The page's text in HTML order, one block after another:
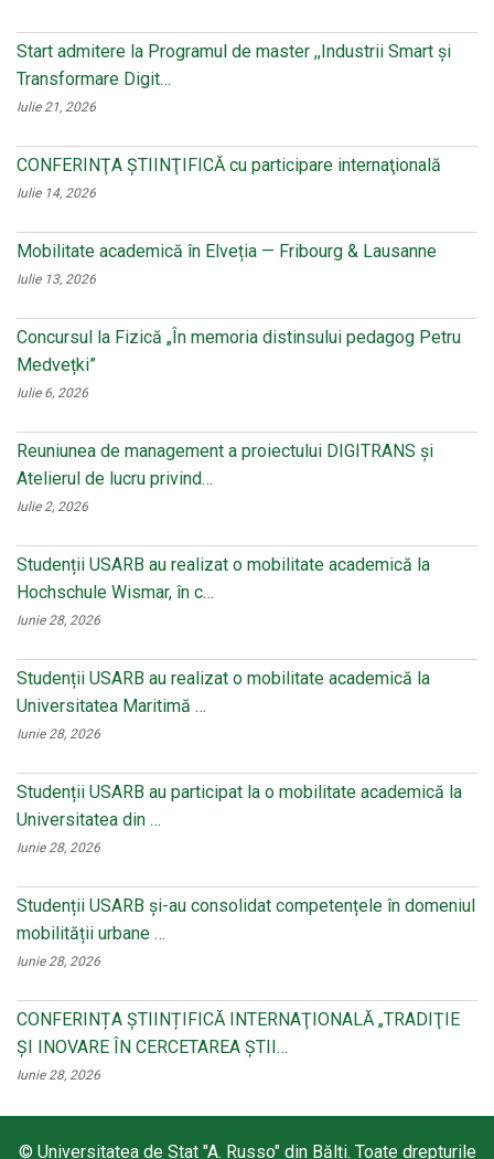
Start admitere la Programul de master ,,Industrii Smart și
Transformare Digit…
Iulie 21, 2026
CONFERINŢA ŞTIINŢIFICĂ cu participare internaţională
Iulie 14, 2026
Mobilitate academică în Elveția — Fribourg & Lausanne
Iulie 13, 2026
Concursul la Fizică „În memoria distinsului pedagog Petru
Medvețki”
Iulie 6, 2026
Reuniunea de management a proiectului DIGITRANS și
Atelierul de lucru privind…
Iulie 2, 2026
Studenții USARB au realizat o mobilitate academică la
Hochschule Wismar, în c…
Iunie 28, 2026
Studenții USARB au realizat o mobilitate academică la
Universitatea Maritimă …
Iunie 28, 2026
Studenții USARB au participat la o mobilitate academică la
Universitatea din …
Iunie 28, 2026
Studenții USARB și-au consolidat competențele în domeniul
mobilității urbane …
Iunie 28, 2026
CONFERINȚA ȘTIINȚIFICĂ INTERNAŢIONALĂ „TRADIŢIE
ŞI INOVARE ÎN CERCETAREA ŞTII…
Iunie 28, 2026
© Universitatea de Stat "A. Russo" din Bălți. Toate drepturile